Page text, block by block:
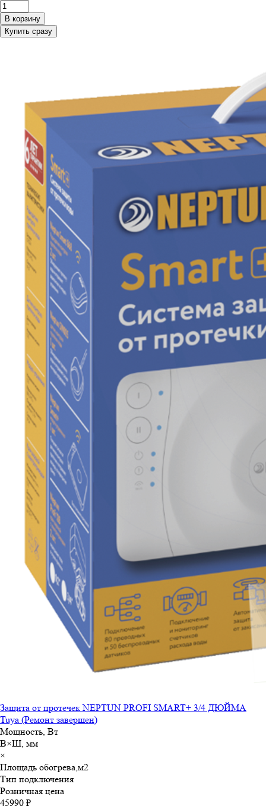
В корзину
Купить сразу
Защита от протечек NEPTUN PROFI SMART+ 3/4 ДЮЙМА
Tuya (Ремонт завершен)
Мощность, Вт
В×Ш, мм
×
Площадь обогрева,м2
Тип подключения
Розничная цена
45990 ₽